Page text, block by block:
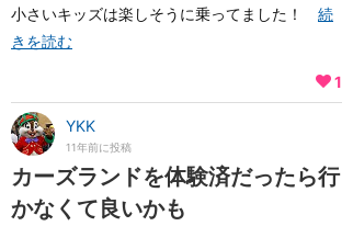
小さいキッズは楽しそうに乗ってました！ 続
きを読む
1
YKK
11年前に投稿
カーズランドを体験済だったら行
かなくて良いかも